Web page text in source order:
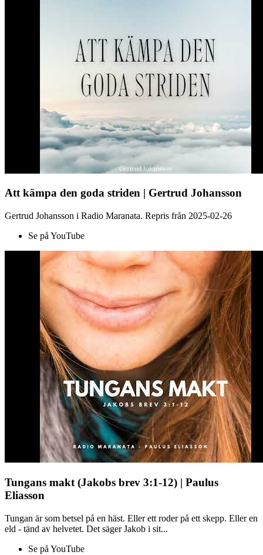
Att kämpa den goda striden | Gertrud Johansson
Gertrud Johansson i Radio Maranata. Repris från 2025-02-26
Se på YouTube
Tungans makt (Jakobs brev 3:1-12) | Paulus
Eliasson
Tungan är som betsel på en häst. Eller ett roder på ett skepp. Eller en
eld - tänd av helvetet. Det säger Jakob i sit...
Se på YouTube